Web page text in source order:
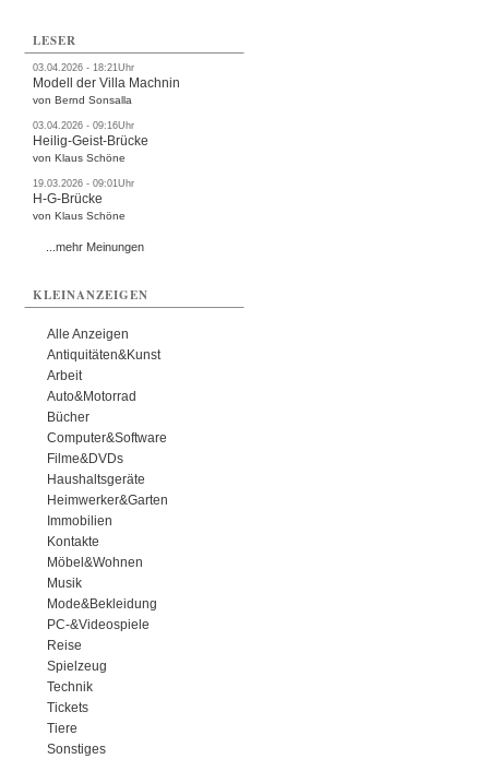
LESER
03.04.2026 - 18:21Uhr
Modell der Villa Machnin
von Bernd Sonsalla
03.04.2026 - 09:16Uhr
Heilig-Geist-Brücke
von Klaus Schöne
19.03.2026 - 09:01Uhr
H-G-Brücke
von Klaus Schöne
...mehr Meinungen
KLEINANZEIGEN
Alle Anzeigen
Antiquitäten&Kunst
Arbeit
Auto&Motorrad
Bücher
Computer&Software
Filme&DVDs
Haushaltsgeräte
Heimwerker&Garten
Immobilien
Kontakte
Möbel&Wohnen
Musik
Mode&Bekleidung
PC-&Videospiele
Reise
Spielzeug
Technik
Tickets
Tiere
Sonstiges